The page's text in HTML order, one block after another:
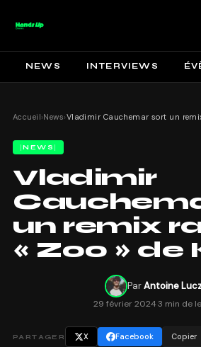
NEWS INTERVIEWS
Accueil›News›
NEWS
Vladimir
un remix
« Zoo » de
ParAntoine
29 février 20243 min de
PARTAGER X Facebook Copier